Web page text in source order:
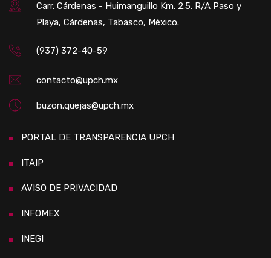
Carr. Cárdenas - Huimanguillo Km. 2.5. R/A Paso y
Playa, Cárdenas, Tabasco, México.
(937) 372-40-59
contacto@upch.mx
buzon.quejas@upch.mx
PORTAL DE TRANSPARENCIA UPCH
ITAIP
AVISO DE PRIVACIDAD
INFOMEX
INEGI